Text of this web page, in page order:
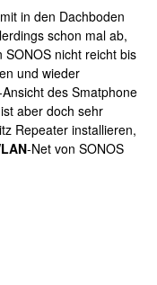
in den Dachboden
schon mal ab,
SONOS nicht reicht bis
und wieder
des Smatphone
aber doch sehr
Repeater installieren,
-Net von SONOS